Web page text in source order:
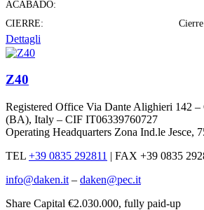
ACABADO:
CIERRE:
Dettagli
Z40
Registered Office Via Dante Alighieri 142
(BA), Italy – CIF IT06339760727
Operating Headquarters Zona Ind.le Jesce,
TEL +39 0835 292811 | FAX +39 0835
info@daken.it – daken@pec.it
Share Capital €2.030.000, fully paid-up